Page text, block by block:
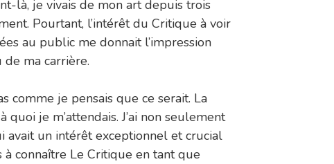
là, je vivais de mon art depuis trois
Pourtant, l’intérêt du Critique à voir
au public me donnait l’impression
de ma carrière.
comme je pensais que ce serait. La
je m’attendais. J’ai non seulement
avait un intérêt exceptionnel et crucial
à connaître Le Critique en tant que